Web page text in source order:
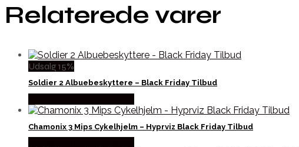
Relaterede varer
Udsalg 15%
Soldier 2 Albuebeskyttere – Black Friday Tilbud
Chamonix 3 Mips Cykelhjelm – Hyprviz Black Friday Tilbud